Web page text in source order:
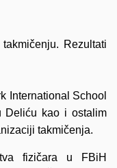
Rezultati
International School
Deliću kao i ostalim
takmičenja.
fizičara u FBiH